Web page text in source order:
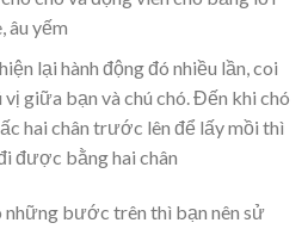
âu yếm
lại hành động đó nhiều lần, coi
giữa bạn và chú chó. Đến khi chó
hai chân trước lên để lấy mồi thì
được bằng hai chân
bước trên thì bạn nên sử